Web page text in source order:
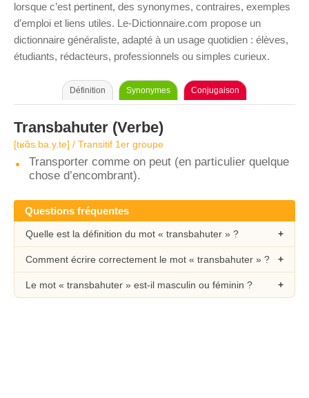
lorsque c’est pertinent, des synonymes, contraires, exemples
d’emploi et liens utiles. Le-Dictionnaire.com propose un
dictionnaire généraliste, adapté à un usage quotidien : élèves,
étudiants, rédacteurs, professionnels ou simples curieux.
Définition Synonymes Conjugaison
Transbahuter (Verbe)
[tʁɑ̃s.ba.y.te] / Transitif 1er groupe
Transporter comme on peut (en particulier quelque
chose d’encombrant).
Questions fréquentes
Quelle est la définition du mot « transbahuter » ?
Comment écrire correctement le mot « transbahuter » ?
Le mot « transbahuter » est-il masculin ou féminin ?